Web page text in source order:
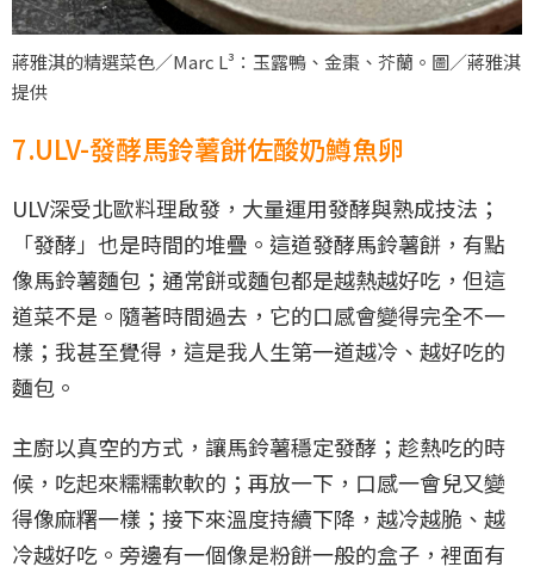
蔣雅淇的精選菜色／Marc L³：玉露鴨、金棗、芥蘭。圖／蔣雅淇
提供
7.ULV-發酵馬鈴薯餅佐酸奶鱒魚卵
ULV深受北歐料理啟發，大量運用發酵與熟成技法；
「發酵」也是時間的堆疊。這道發酵馬鈴薯餅，有點
像馬鈴薯麵包；通常餅或麵包都是越熱越好吃，但這
道菜不是。隨著時間過去，它的口感會變得完全不一
樣；我甚至覺得，這是我人生第一道越冷、越好吃的
麵包。
主廚以真空的方式，讓馬鈴薯穩定發酵；趁熱吃的時
候，吃起來糯糯軟軟的；再放一下，口感一會兒又變
得像麻糬一樣；接下來溫度持續下降，越冷越脆、越
冷越好吃。旁邊有一個像是粉餅一般的盒子，裡面有